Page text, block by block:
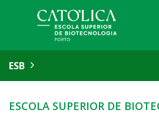
ESB
ESCOLA SUPERIOR DE